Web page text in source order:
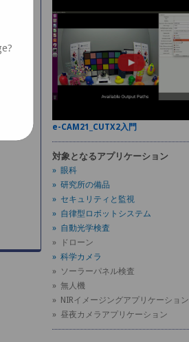
e-CAM21_CUTX2入門
対象となるアプリケーション
» 眼科
» 研究所の備品
» セキュリティと監視
» 自律型ロボットシステム
» 自動光学検査
» ドローン
» 科学カメラ
» ソーラーパネル検査
» 無人機
» NIRイメージングアプリケーション
» 昼夜カメラアプリケーション